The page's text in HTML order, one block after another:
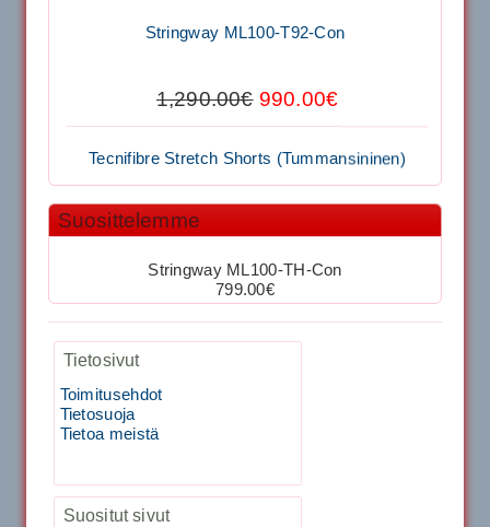
1,650.00€
Signum S-7000 Jännityskone (Jalustamalli)
29.00€
Vaihto harjasosa hie...
Kirschbaum Flash Shark 200m
Käsiystäv&...
1,290.00€ 990.00€
Tecnifibre Stretch Shorts (Tummansininen)
39.50€ 29.00€
Kirschbaum Flash Shark 200m
Tecnifibre Sukka 3pr matala varsi / Valkoinen
Suosittelemme
Stringway ML100-TH-Con
799.00€
Tietosivut
Toimitusehdot
Tietosuoja
Tietoa meistä
Suositut sivut